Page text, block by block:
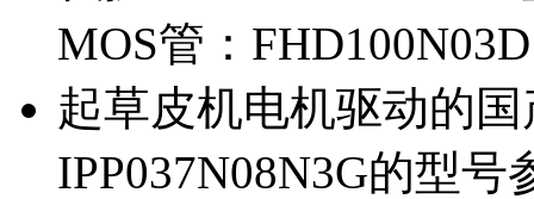
MOS管：
起草皮机电机驱动的
IPP037N08N3G的型号